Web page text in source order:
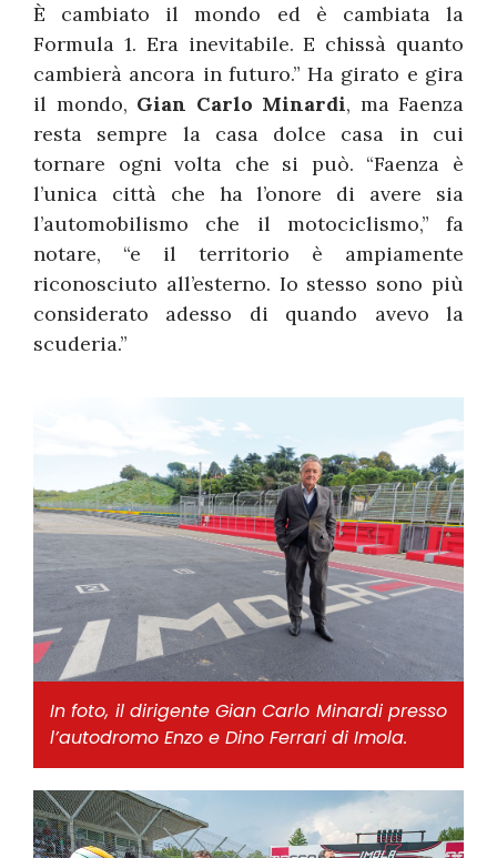
È cambiato il mondo ed è cambiata la
Formula 1. Era inevitabile. E chissà quanto
cambierà ancora in futuro.” Ha girato e gira
il mondo, Gian Carlo Minardi, ma Faenza
resta sempre la casa dolce casa in cui
tornare ogni volta che si può. “Faenza è
l’unica città che ha l’onore di avere sia
l’automobilismo che il motociclismo,” fa
notare, “e il territorio è ampiamente
riconosciuto all’esterno. Io stesso sono più
considerato adesso di quando avevo la
scuderia.”
In foto, il dirigente Gian Carlo Minardi presso
l’autodromo Enzo e Dino Ferrari di Imola.